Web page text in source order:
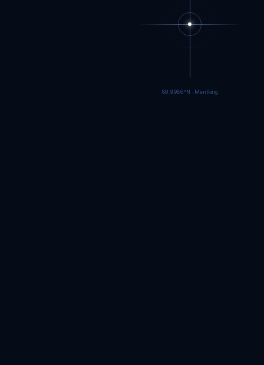
89.9984°N · Meritking